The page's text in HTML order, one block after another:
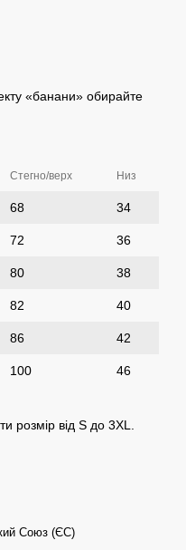
«банани» обирайте
Стегно/верх Низ
68 34
72 36
80 38
82 40
86 42
100 46
розмір від S до 3XL.
Союз (ЄС)